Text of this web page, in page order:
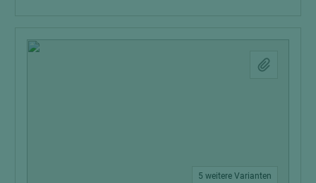
5 weitere Varianten